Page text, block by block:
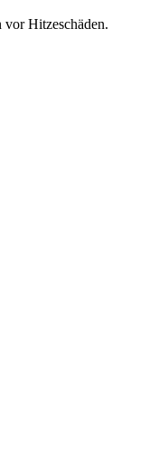
Hitzeschäden.